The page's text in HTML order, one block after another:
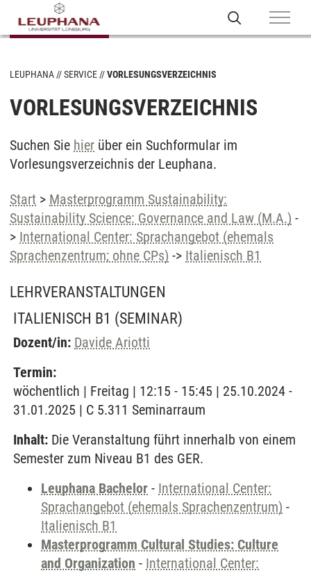
LEUPHANA SERVICE VORLESUNGSVERZEICHNIS
VORLESUNGSVERZEICHNIS
Suchen Sie hier über ein Suchformular im
Vorlesungsverzeichnis der Leuphana.
Start > Masterprogramm Sustainability:
Sustainability Science: Governance and Law (M.A.) -
> International Center: Sprachangebot (ehemals
Sprachenzentrum; ohne CPs) -> Italienisch B1
LEHRVERANSTALTUNGEN
ITALIENISCH B1 (SEMINAR)
Dozent/in: Davide Ariotti
Termin:
wöchentlich | Freitag | 12:15 - 15:45 | 25.10.2024 -
31.01.2025 | C 5.311 Seminarraum
Inhalt: Die Veranstaltung führt innerhalb von einem
Semester zum Niveau B1 des GER.
Leuphana Bachelor - International Center:
Sprachangebot (ehemals Sprachenzentrum) -
Italienisch B1
Masterprogramm Cultural Studies: Culture
and Organization - International Center: